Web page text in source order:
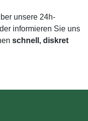
unsere 24h-
informieren Sie uns
schnell, diskret